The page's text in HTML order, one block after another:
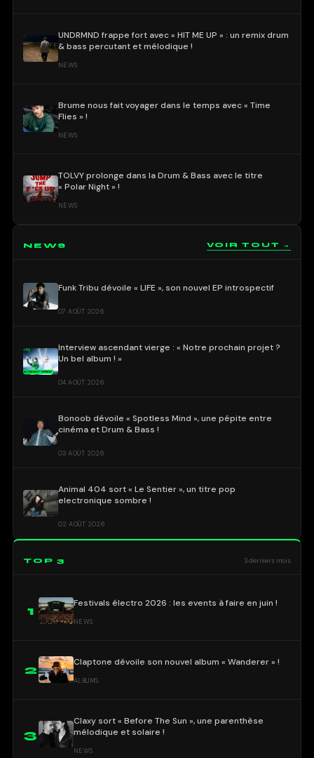
UNDRMND frappe fort avec « HIT ME UP » : un remix drum
& bass percutant et mélodique !
NEWS
Brume nous fait voyager dans le temps avec « Time
Flies » !
NEWS
TOLVY prolonge dans la Drum & Bass avec le titre
« Polar Night » !
NEWS
NEWS VOIR TOUT →
Funk Tribu dévoile « LIFE », son nouvel EP introspectif
07 AOÛT 2026
Interview ascendant vierge : « Notre prochain projet ?
Un bel album ! »
04 AOÛT 2026
Bonoob dévoile « Spotless Mind », une pépite entre
cinéma et Drum & Bass !
03 AOÛT 2026
Animal 404 sort « Le Sentier », un titre pop
electronique sombre !
02 AOÛT 2026
TOP 3 3 derniers mois
1
Festivals électro 2026 : les events à faire en juin !
NEWS
2
Claptone dévoile son nouvel album « Wanderer » !
ALBUMS
3
Claxy sort « Before The Sun », une parenthèse
mélodique et solaire !
NEWS